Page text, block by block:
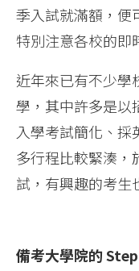
季入試就滿額，便
特別注意各校的即
近年來已有不少學
學，其中許多是以
入學考試簡化、
多行程比較緊湊，
試，有興趣的考生
備考大學院的